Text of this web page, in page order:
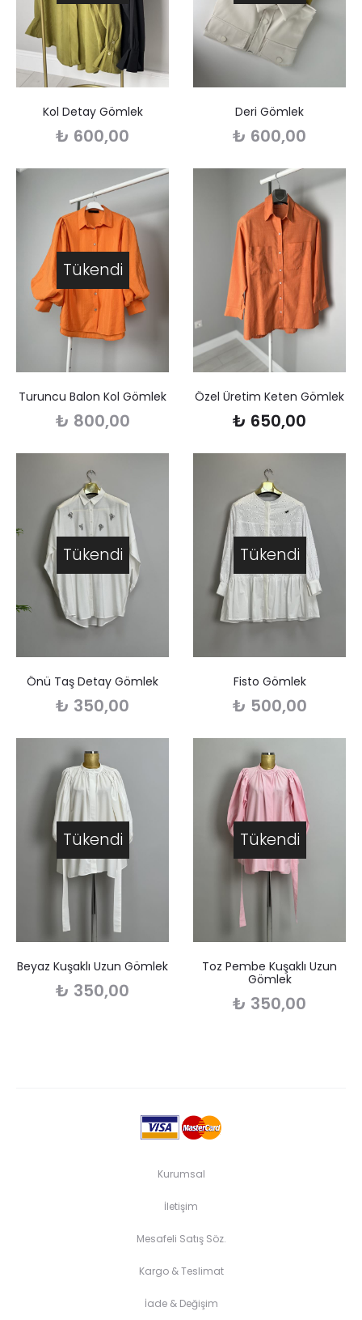
Kol Detay Gömlek
₺ 600,00
Deri Gömlek
₺ 600,00
Tükendi
Turuncu Balon Kol Gömlek
₺ 800,00
Özel Üretim Keten Gömlek
₺ 650,00
Tükendi
Önü Taş Detay Gömlek
₺ 350,00
Tükendi
Fisto Gömlek
₺ 500,00
Tükendi
Beyaz Kuşaklı Uzun Gömlek
₺ 350,00
Tükendi
Toz Pembe Kuşaklı Uzun
Gömlek
₺ 350,00
Kurumsal
İletişim
Mesafeli Satış Söz.
Kargo & Teslimat
İade & Değişim